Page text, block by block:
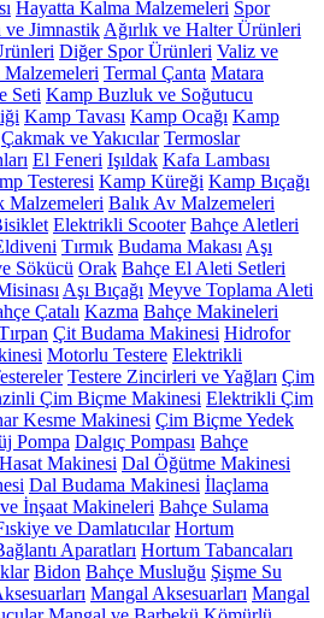
Hayatta Kalma Malzemeleri Spor
ve Jimnastik Ağırlık ve Halter Ürünleri
Diğer Spor Ürünleri Valiz ve
Termal Çanta Matara
Seti Kamp Buzluk ve Soğutucu
Kamp Tavası Kamp Ocağı Kamp
Çakmak ve Yakıcılar Termoslar
El Feneri Işıldak Kafa Lambası
Testeresi Kamp Küreği Kamp Bıçağı
Malzemeleri Balık Av Malzemeleri
Elektrikli Scooter Bahçe Aletleri
Tırmık Budama Makası Aşı
Sökücü Orak Bahçe El Aleti Setleri
Aşı Bıçağı Meyve Toplama Aleti
Çatalı Kazma Bahçe Makineleri
Çit Budama Makinesi Hidrofor
Motorlu Testere Elektrikli
Testere Zincirleri ve Yağları Çim
Çim Biçme Makinesi Elektrikli Çim
Kesme Makinesi Çim Biçme Yedek
Pompa Dalgıç Pompası Bahçe
Hasat Makinesi Dal Öğütme Makinesi
Dal Budama Makinesi İlaçlama
İnşaat Makineleri Bahçe Sulama
ve Damlatıcılar Hortum
Aparatları Hortum Tabancaları
Bidon Bahçe Musluğu Şişme Su
Mangal Aksesuarları Mangal